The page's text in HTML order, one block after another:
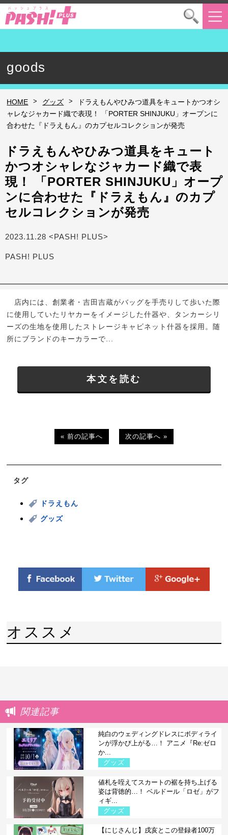
goods
HOME > グッズ >
ドラえもんやひみつ道具をキュートかつオシ
ャレなジャカード織で表現！ 「PORTER SHINJUKU」オープンに
合わせた『ドラえもん』のカプセルコレクションが発売
ドラえもんやひみつ道具をキュート
かつオシャレなジャカード織で表
現！ 「PORTER SHINJUKU」オープ
ンに合わせた『ドラえもん』のカプ
セルコレクションが発売
2023.11.28 <PASH! PLUS>
PASH! PLUS
店内には、創業者・吉田吉蔵がバッグを手売りして歩いた際
に使用していたリヤカーをイメージした什器や、タンカーシリ
ーズの生地を使用したストレージキャビネット什器を採用。随
所にブランドのキーカラーで...
本文を読む
« 前の記事へ 次の記事へ »
タグ
ドラえもん
グッズ
オススメ
関連記事
純白のウェディングドレスにボディライ
ンが浮かび上がる…！ アニメ『Re:ゼロ
か...
グッズ
値札を咥えてスカートの裾を持ち上げる
姿は背徳的…！ ベルドール「ロゼ」がフ
ィギ...
グッズ
【にじさんじ】戌亥とこの登録者100万